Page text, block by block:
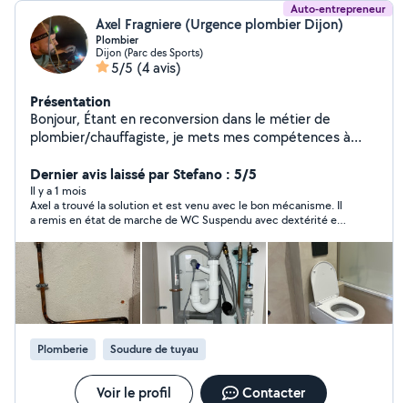
Auto-entrepreneur
Axel Fragniere (Urgence plombier Dijon)
Plombier
Dijon (Parc des Sports)
5/5 (4 avis)
Présentation
Bonjour, Étant en reconversion dans le métier de
plombier/chauffagiste, je mets mes compétences à
polyvalent, je suis également à l'aise dans différents
domaines afin de m'adapter au mieux à vos demandes.
N'hésitez pas à me contacter ! Au plaisir, Axel
Dernier avis laissé par Stefano : 5/5
Il y a 1 mois
Axel a trouvé la solution et est venu avec le bon mécanisme. Il
a remis en état de marche de WC Suspendu avec dextérité et
des anciens mécanisme Nous sommes vraiment satisfaits et
nous Recommandons Prix correct vu le Travail effectué
Sympathique et soigneux ! Bravo à lui ! nous n'hésiterons pas à
faire appel à lui si Besoin
Plomberie Soudure de tuyau
Voir le profil Contacter